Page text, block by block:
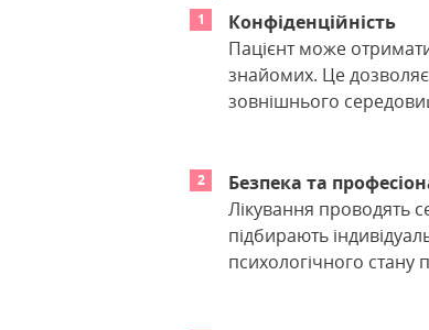
Конфіденційність
Пацієнт може
знайомих. Це дозволяє
зовнішнього
Безпека та
Лікування проводять
підбирають
психологічного стану